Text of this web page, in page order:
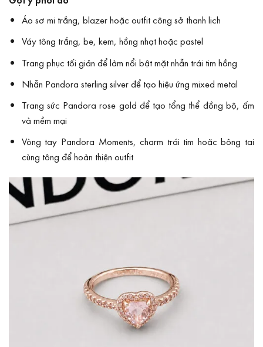
Áo sơ mi trắng, blazer hoặc outfit công sở thanh lịch
Váy tông trắng, be, kem, hồng nhạt hoặc pastel
Trang phục tối giản để làm nổi bật mặt nhẫn trái tim hồng
Nhẫn Pandora sterling silver để tạo hiệu ứng mixed metal
Trang sức Pandora rose gold để tạo tổng thể đồng bộ, ấm
và mềm mại
Vòng tay Pandora Moments, charm trái tim hoặc bông tai
cùng tông để hoàn thiện outfit